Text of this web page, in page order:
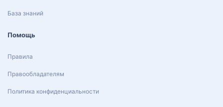
База знаний
Помощь
Правила
Правообладателям
Политика конфиденциальности